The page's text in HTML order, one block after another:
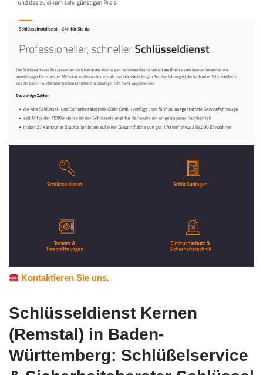
Kontaktieren Sie uns.
Schlüsseldienst Kernen
(Remstal) in Baden-
Württemberg: Schlüßelservice